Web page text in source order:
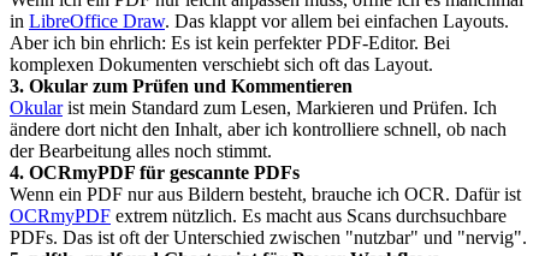
in LibreOffice Draw. Das klappt vor allem bei einfachen Layouts.
Aber ich bin ehrlich: Es ist kein perfekter PDF-Editor. Bei
komplexen Dokumenten verschiebt sich oft das Layout.
3. Okular zum Prüfen und Kommentieren
Okularist mein Standard zum Lesen, Markieren und Prüfen. Ich
ändere dort nicht den Inhalt, aber ich kontrolliere schnell, ob nach
der Bearbeitung alles noch stimmt.
4. OCRmyPDF für gescannte PDFs
Wenn ein PDF nur aus Bildern besteht, brauche ich OCR. Dafür ist
OCRmyPDF extrem nützlich. Es macht aus Scans durchsuchbare
PDFs. Das ist oft der Unterschied zwischen "nutzbar" und "nervig".